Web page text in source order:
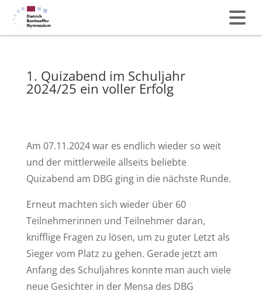
1. Quizabend im Schuljahr
2024/25 ein voller Erfolg
Am 07.11.2024 war es endlich wieder so weit
und der mittlerweile allseits beliebte
Quizabend am DBG ging in die nächste Runde.
Erneut machten sich wieder über 60
Teilnehmerinnen und Teilnehmer daran,
knifflige Fragen zu lösen, um zu guter Letzt als
Sieger vom Platz zu gehen. Gerade jetzt am
Anfang des Schuljahres konnte man auch viele
neue Gesichter in der Mensa des DBG